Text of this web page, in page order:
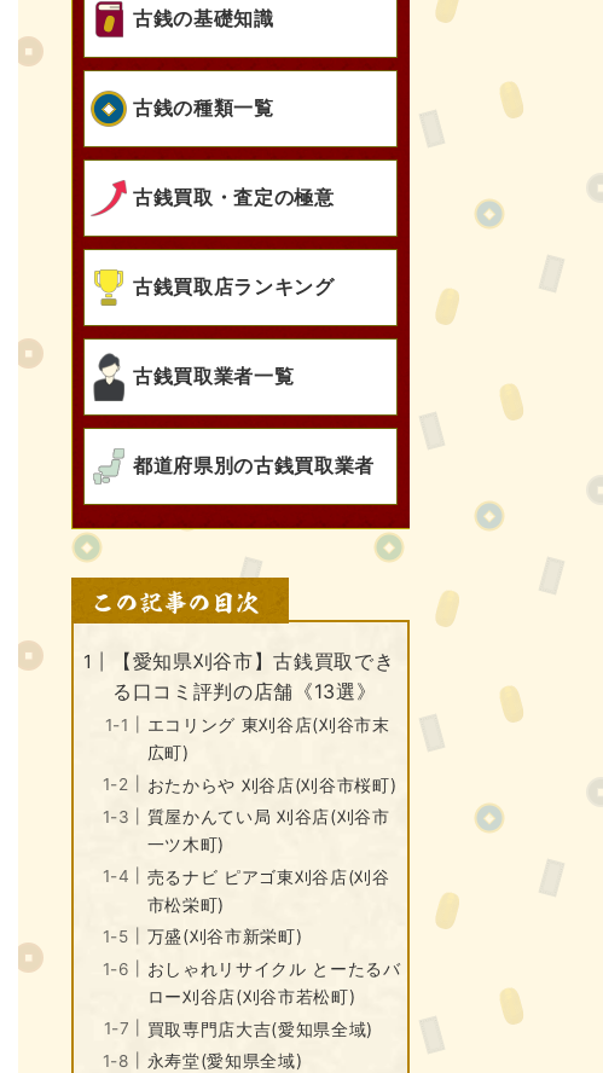
古銭の基礎知識
古銭の種類一覧
古銭買取・査定の極意
古銭買取店ランキング
古銭買取業者一覧
都道府県別の古銭買取業者
【愛知県刈谷市】古銭買取でき
る口コミ評判の店舗《13選》
エコリング 東刈谷店(刈谷市末
広町)
おたからや 刈谷店(刈谷市桜町)
質屋かんてい局 刈谷店(刈谷市
一ツ木町)
売るナビ ピアゴ東刈谷店(刈谷
市松栄町)
万盛(刈谷市新栄町)
おしゃれリサイクル とーたるバ
ロー刈谷店(刈谷市若松町)
買取専門店大吉(愛知県全域)
永寿堂(愛知県全域)